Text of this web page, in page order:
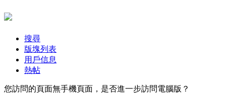
搜尋
版塊列表
用戶信息
熱帖
您訪問的頁面無手機頁面，是否進一步訪問電腦版？